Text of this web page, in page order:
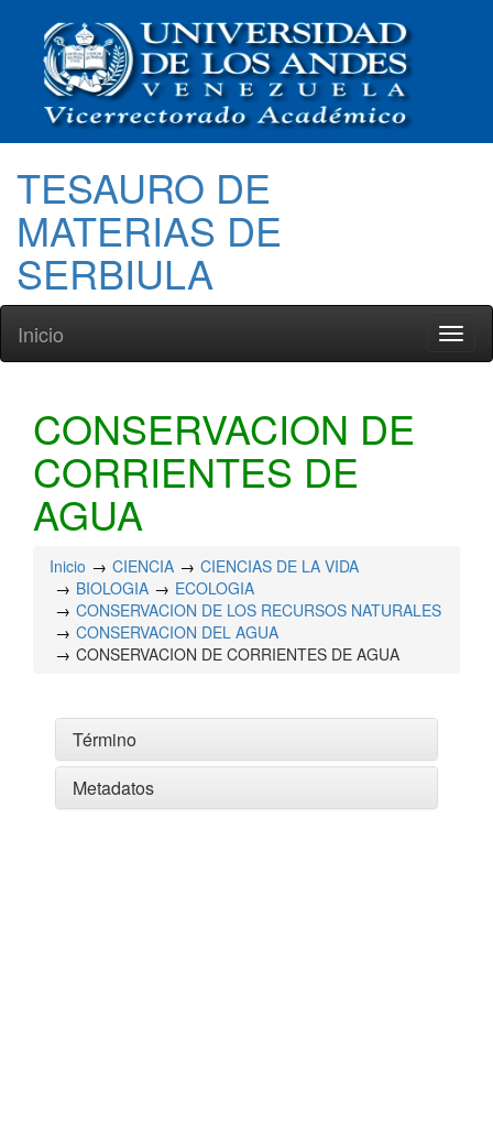
TESAURO DE
MATERIAS DE
SERBIULA
Inicio
CONSERVACION DE
CORRIENTES DE
AGUA
Inicio CIENCIA
CIENCIAS DE LA VIDA
BIOLOGIA
ECOLOGIA
CONSERVACION DE LOS RECURSOS NATURALES
CONSERVACION DEL AGUA
CONSERVACION DE CORRIENTES DE AGUA
Término
Metadatos